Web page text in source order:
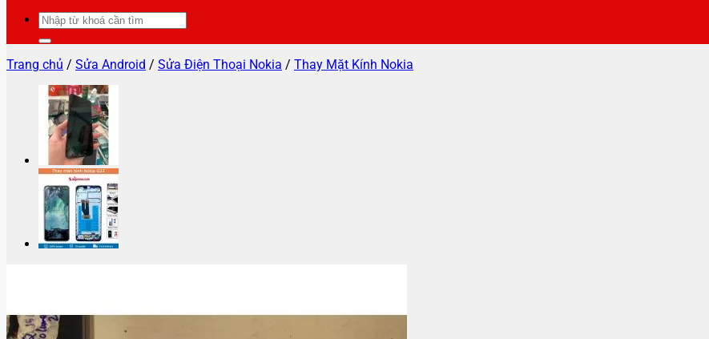
Tìm
kiếm:
Trang chủ / Sửa Android / Sửa Điện Thoại Nokia / Thay Mặt Kính Nokia